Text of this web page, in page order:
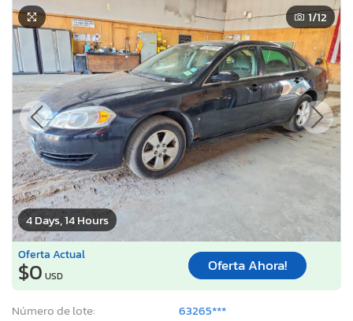
4 Days, 14 Hours
1/12
Oferta Actual
$0 USD
Oferta Ahora!
Número de lote:
63265***